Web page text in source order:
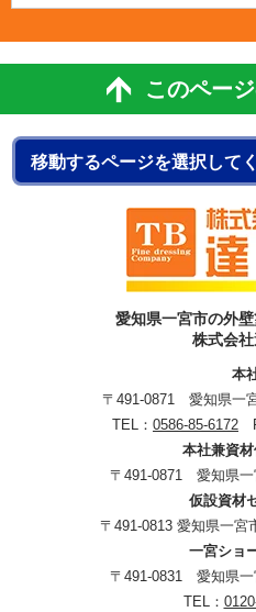
このペー
愛知県一宮市の外
株式会
本
〒491-0871 愛知県一
TEL： 0586-85-6172
本社兼資
〒491-0871 愛知県一
仮設資材
〒491-0813 愛知県一宮
一宮ショ
〒491-0831 愛知県一
TEL：